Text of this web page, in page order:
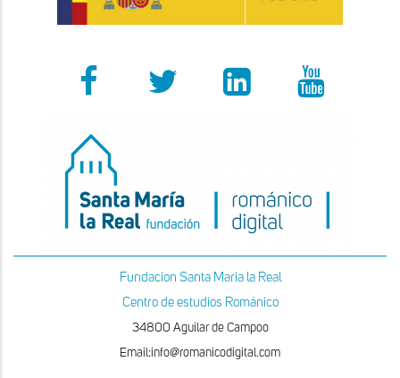
Fundacion Santa Maria la Real
Centro de estudios Románico
34800 Aguilar de Campoo
Email:info@romanicodigital.com